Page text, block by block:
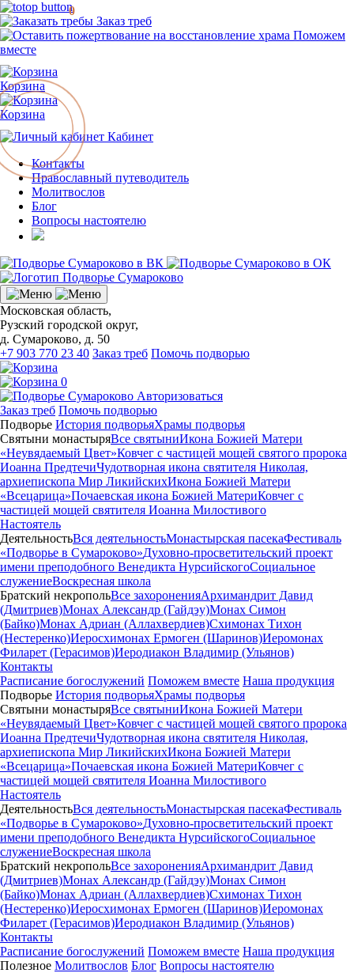
Заказ треб
Поможем
вместе
Корзина
Корзина
0
Кабинет
Контакты
Православный путеводитель
Молитвослов
Блог
Вопросы настоятелю
Московская область,
Рузский городской округ,
д. Сумароково, д. 50
+7 903 770 23 40 Заказ треб Помочь подворью
0
Авторизоваться
Заказ треб Помочь подворью
Подворье История подворьяХрамы подворья
Святыни монастыряВсе святыниИкона Божией Матери
«Неувядаемый Цвет»Ковчег с частицей мощей святого пророка
Иоанна ПредтечиЧудотворная икона святителя Николая,
архиепископа Мир ЛикийскихИкона Божией Матери
«Всецарица»Почаевская икона Божией МатериКовчег с
частицей мощей святителя Иоанна Милостивого
Настоятель
ДеятельностьВся деятельностьМонастырская пасекаФестиваль
«Подворье в Сумароково»Духовно-просветительский проект
имени преподобного Венедикта НурсийскогоСоциальное
служениеВоскресная школа
Братский некропольВсе захороненияАрхимандрит Давид
(Дмитриев)Монах Александр (Гайдэу)Монах Симон
(Байко)Монах Адриан (Аллахвердиев)Схимонах Тихон
(Нестеренко)Иеросхимонах Ермоген (Шаринов)Иеромонах
Филарет (Герасимов)Иеродиакон Владимир (Ульянов)
Контакты
Расписание богослужений Поможем вместе Наша продукция
Подворье История подворьяХрамы подворья
Святыни монастыряВсе святыниИкона Божией Матери
«Неувядаемый Цвет»Ковчег с частицей мощей святого пророка
Иоанна ПредтечиЧудотворная икона святителя Николая,
архиепископа Мир ЛикийскихИкона Божией Матери
«Всецарица»Почаевская икона Божией МатериКовчег с
частицей мощей святителя Иоанна Милостивого
Настоятель
ДеятельностьВся деятельностьМонастырская пасекаФестиваль
«Подворье в Сумароково»Духовно-просветительский проект
имени преподобного Венедикта НурсийскогоСоциальное
служениеВоскресная школа
Братский некропольВсе захороненияАрхимандрит Давид
(Дмитриев)Монах Александр (Гайдэу)Монах Симон
(Байко)Монах Адриан (Аллахвердиев)Схимонах Тихон
(Нестеренко)Иеросхимонах Ермоген (Шаринов)Иеромонах
Филарет (Герасимов)Иеродиакон Владимир (Ульянов)
Контакты
Расписание богослужений Поможем вместе Наша продукция
Полезное Молитвослов Блог Вопросы настоятелю